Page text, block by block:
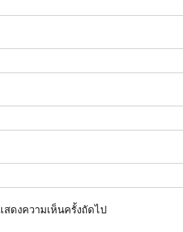
ดงความเห็นครั้งถัดไป